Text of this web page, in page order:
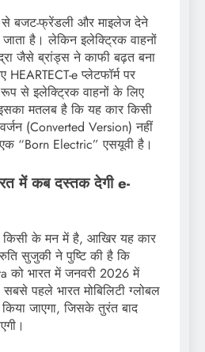
से बजट-फ्रेंडली और माइलेज देने
जाता है। लेकिन इलेक्ट्रिक वाहनों
जैसे ब्रांड्स ने काफी बढ़त बना
e प्लेटफॉर्म पर
रूप से इलेक्ट्रिक वाहनों के लिए
मतलब है कि यह कार किसी
(Converted Version) नहीं
“Born Electric” एसयूवी है।
में कब दस्तक देगी e-
के मन में है, आखिर यह कार
सुजुकी ने पुष्टि की है कि
को भारत में जनवरी 2026 में
पहले भारत मोबिलिटी ग्लोबल
जाएगा, जिसके तुरंत बाद